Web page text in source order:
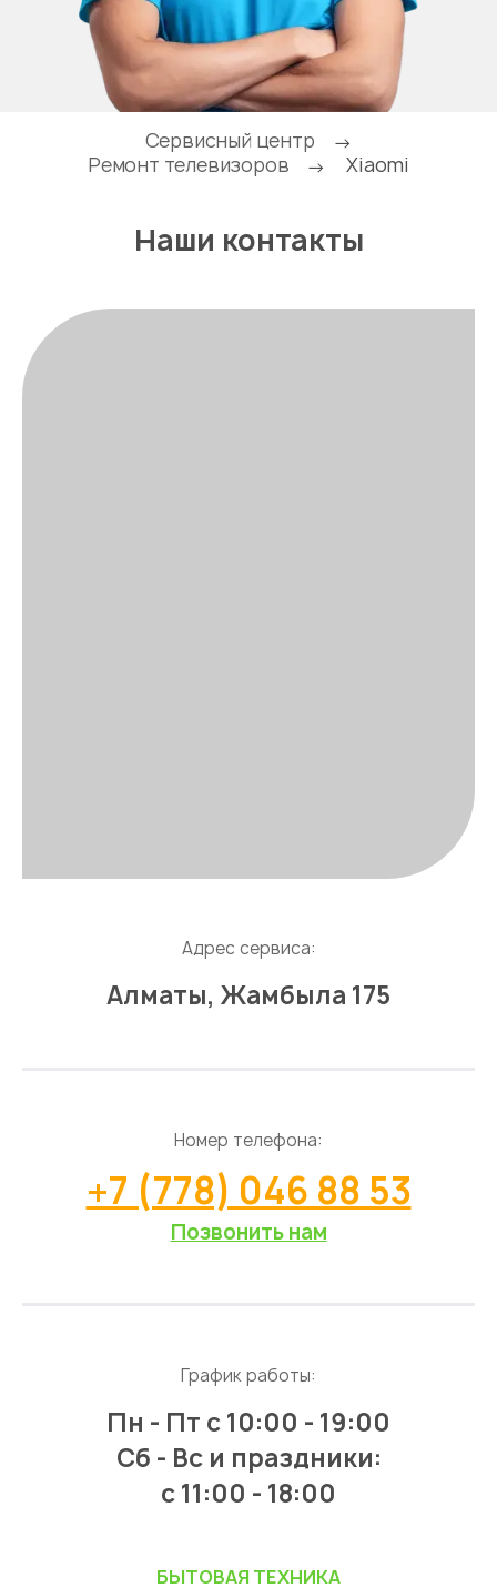
Сервисный центр
→
Ремонт телевизоров
→ Xiaomi
Наши контакты
Адрес сервиса:
Алматы, Жамбыла 175
Номер телефона:
+7 (778) 046 88 53
Позвонить нам
График работы:
Пн - Пт с 10:00 - 19:00
Сб - Вс и праздники:
c 11:00 - 18:00
БЫТОВАЯ ТЕХНИКА